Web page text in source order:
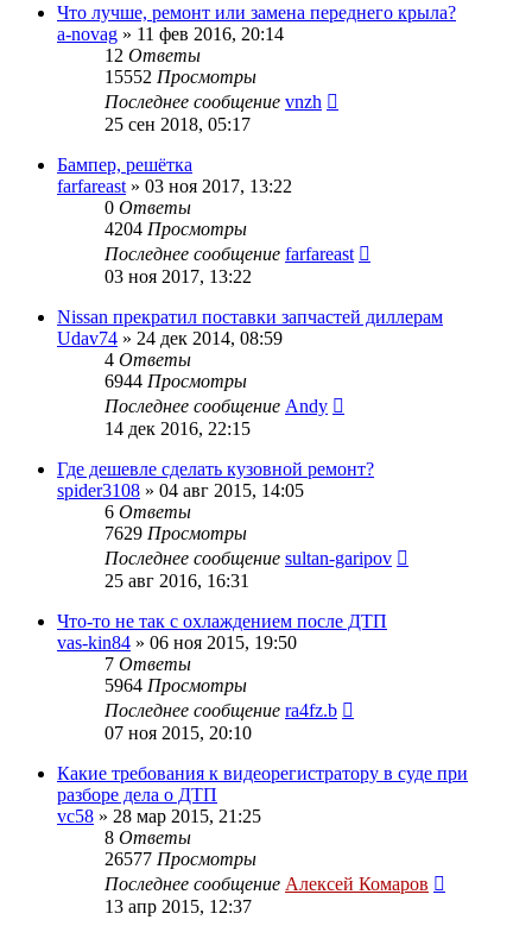
Что лучше, ремонт или замена переднего крыла?
a-novag » 11 фев 2016, 20:14
12 Ответы
15552 Просмотры
Последнее сообщение vnzh
25 сен 2018, 05:17
Бампер, решётка
farfareast » 03 ноя 2017, 13:22
0 Ответы
4204 Просмотры
Последнее сообщение farfareast
03 ноя 2017, 13:22
Nissan прекратил поставки запчастей диллерам
Udav74 » 24 дек 2014, 08:59
4 Ответы
6944 Просмотры
Последнее сообщение Andy
14 дек 2016, 22:15
Где дешевле сделать кузовной ремонт?
spider3108 » 04 авг 2015, 14:05
6 Ответы
7629 Просмотры
Последнее сообщение sultan-garipov
25 авг 2016, 16:31
Что-то не так с охлаждением после ДТП
vas-kin84 » 06 ноя 2015, 19:50
7 Ответы
5964 Просмотры
Последнее сообщение ra4fz.b
07 ноя 2015, 20:10
Какие требования к видеорегистратору в суде при
разборе дела о ДТП
vc58 » 28 мар 2015, 21:25
8 Ответы
26577 Просмотры
Последнее сообщение Алексей Комаров
13 апр 2015, 12:37